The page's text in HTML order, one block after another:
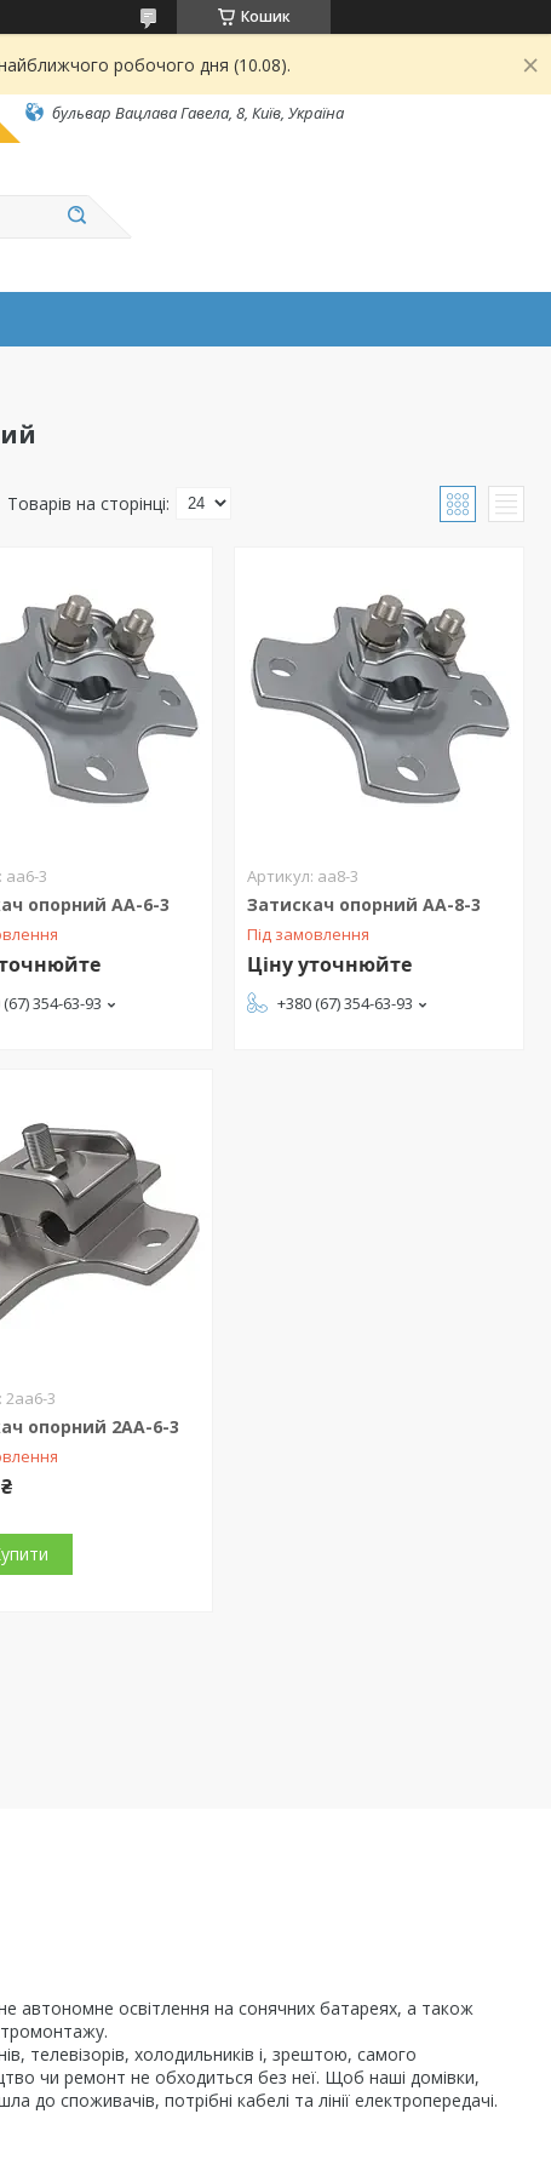
Кошик
робочого дня (10.08).
бульвар Вацлава Гавела, 8, Київ, Україна
аа6-3
опорний АА-6-3
354-63-93
аа8-3
Затискач опорний АА-8-3
Під замовлення
Ціну уточнюйте
+380 (67) 354-63-93
2аа6-3
опорний 2АА-6-3
автономне освітлення на сонячних батареях, а також
телевізорів, холодильників і, зрештою, самого
чи ремонт не обходиться без неї. Щоб наші домівки,
споживачів, потрібні кабелі та лінії електропередачі.